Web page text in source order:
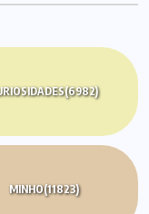
(6982)
MINHO(11823)